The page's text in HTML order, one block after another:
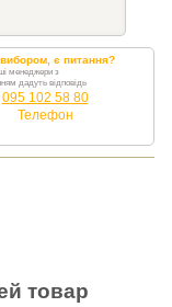
є питання?
менеджери з
дадуть відповідь
095 102 58 80
Телефон
товар